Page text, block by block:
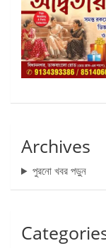
Archives
পুরনো খবর পড়ুন